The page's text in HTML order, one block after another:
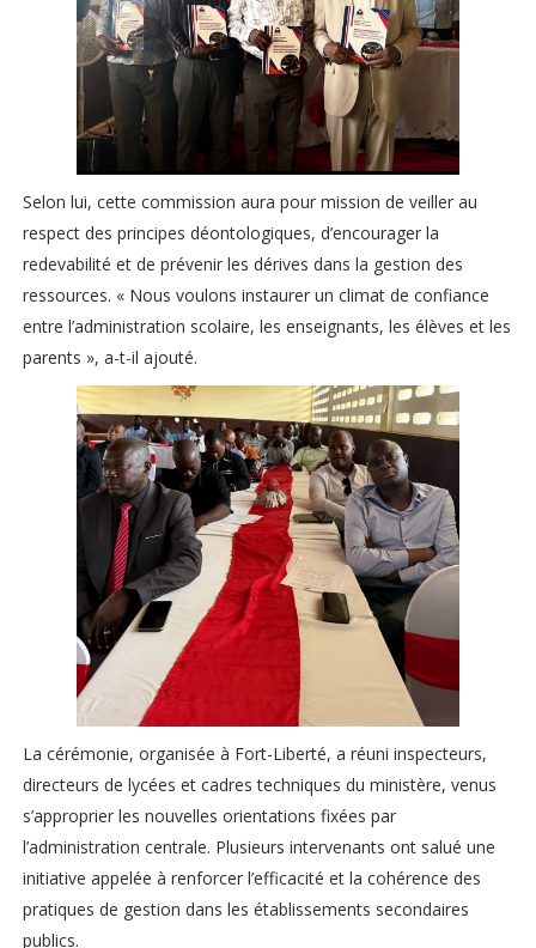
Selon lui, cette commission aura pour mission de veiller au
respect des principes déontologiques, d’encourager la
redevabilité et de prévenir les dérives dans la gestion des
ressources. « Nous voulons instaurer un climat de confiance
entre l’administration scolaire, les enseignants, les élèves et les
parents », a-t-il ajouté.
La cérémonie, organisée à Fort-Liberté, a réuni inspecteurs,
directeurs de lycées et cadres techniques du ministère, venus
s’approprier les nouvelles orientations fixées par
l’administration centrale. Plusieurs intervenants ont salué une
initiative appelée à renforcer l’efficacité et la cohérence des
pratiques de gestion dans les établissements secondaires
publics.